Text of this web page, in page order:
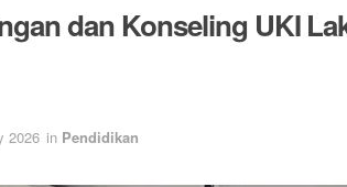
dan Konseling UKI
2026 in Pendidikan